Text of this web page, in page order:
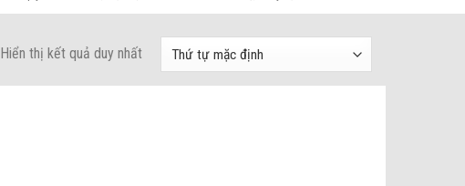
Hiển thị kết quả duy nhất